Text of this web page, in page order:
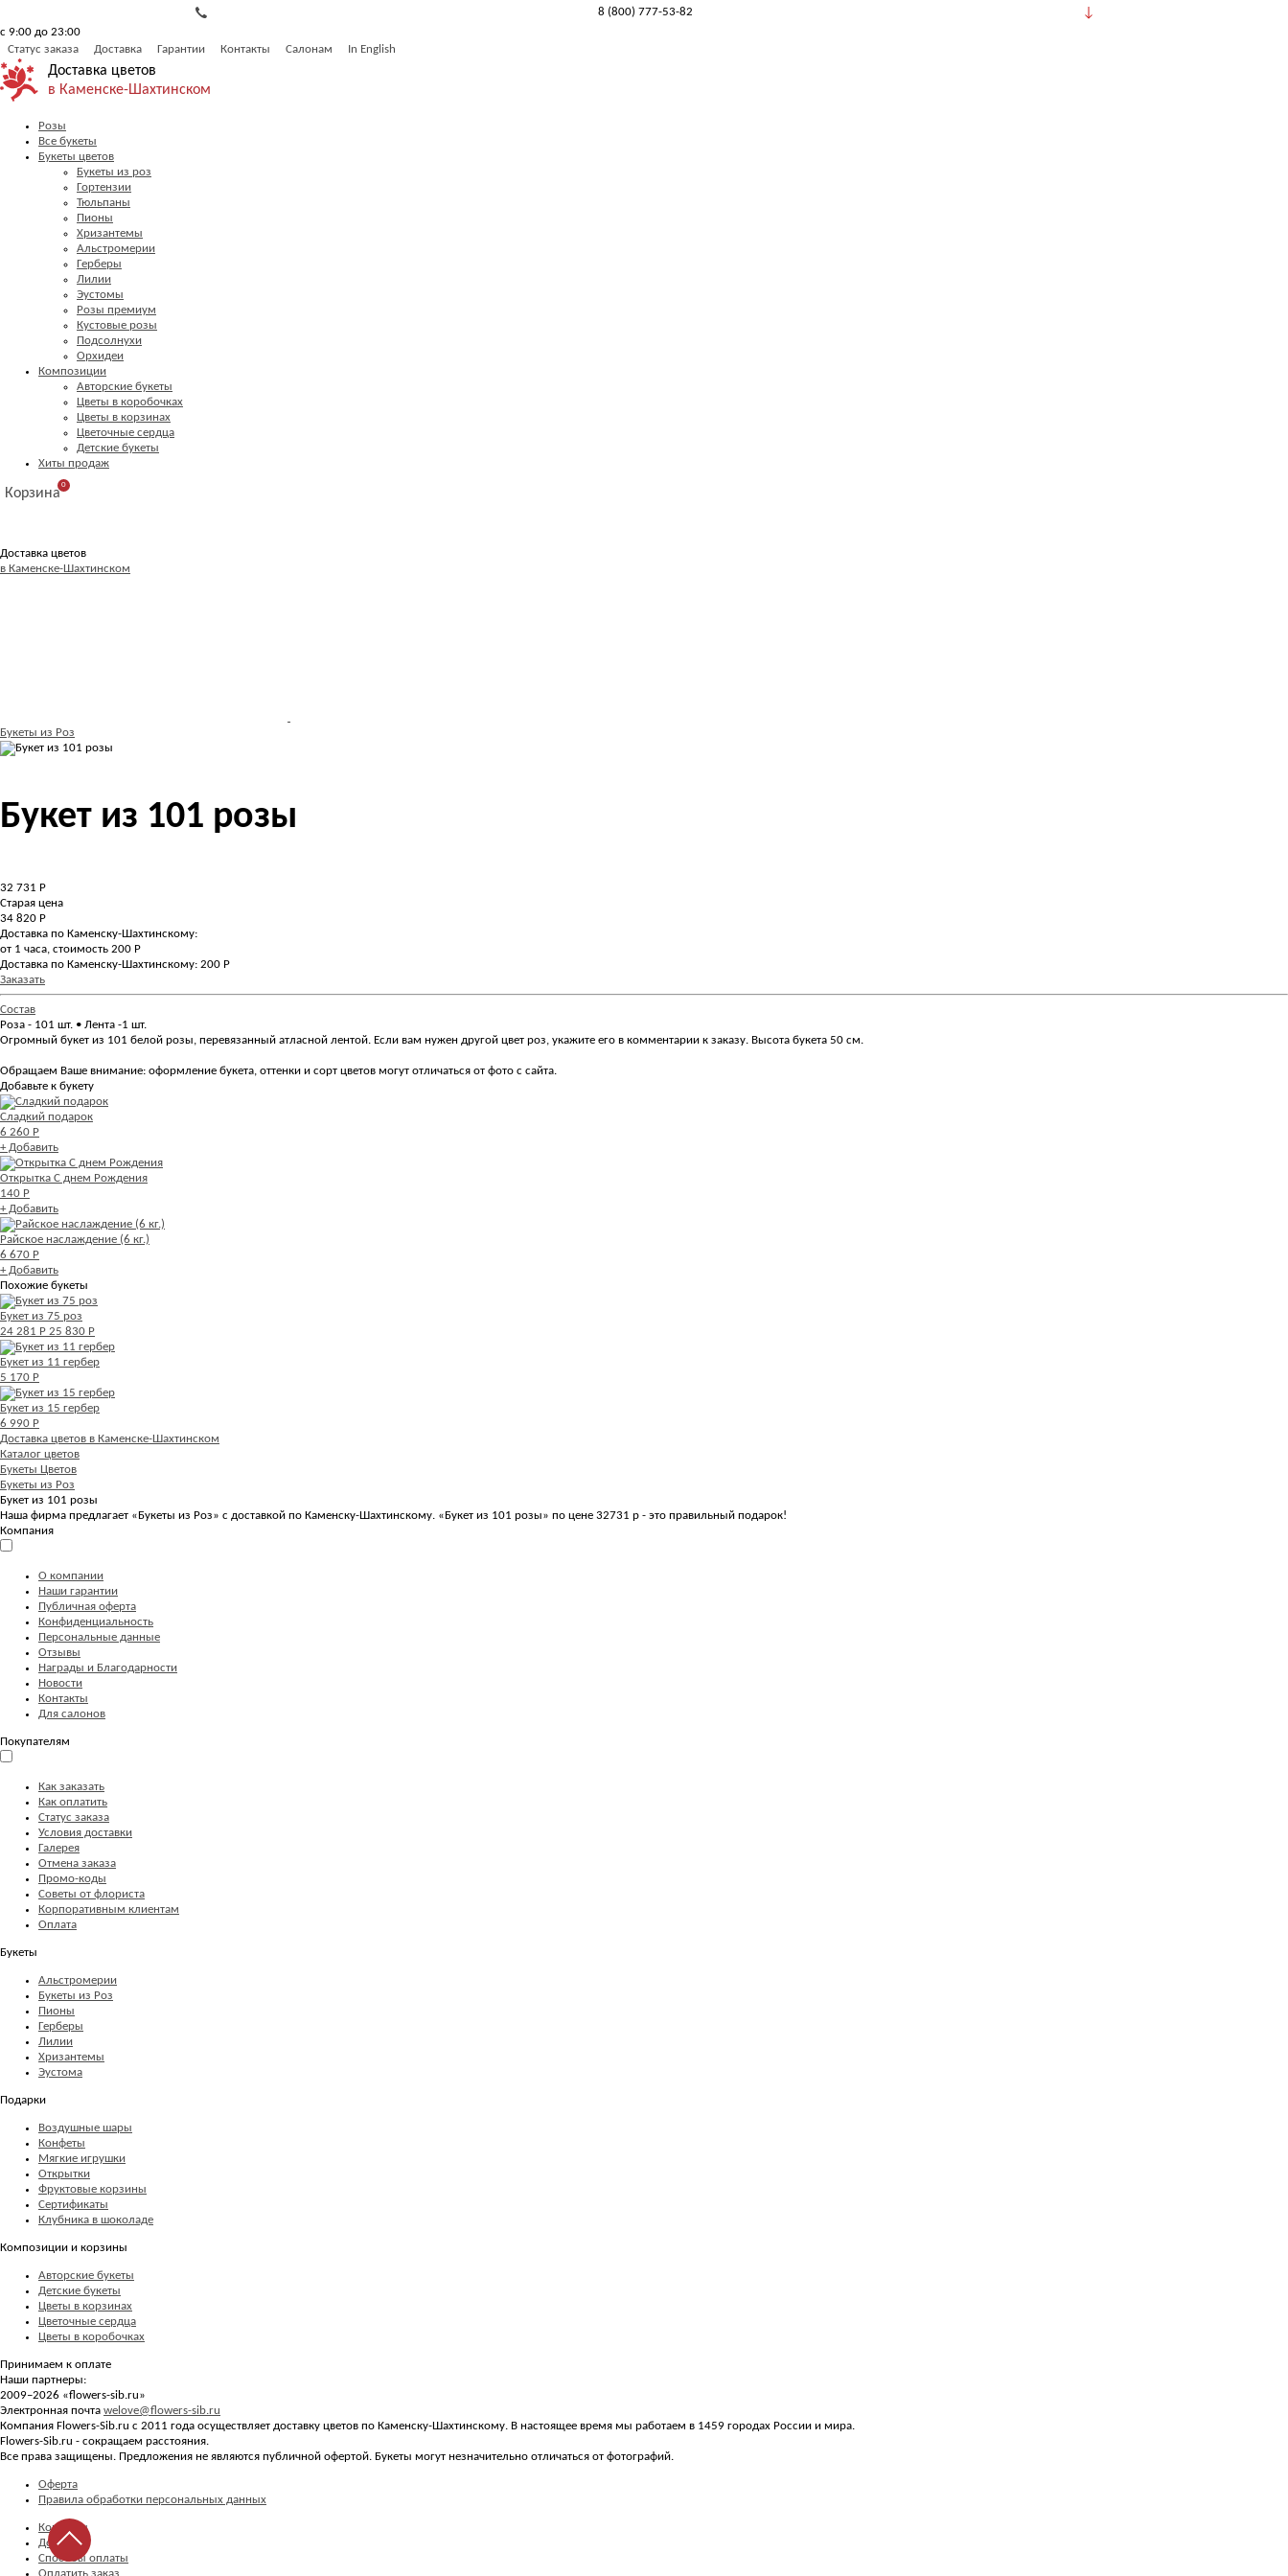
8 (800) 777-53-82
с 9:00 до 23:00
Статус заказа
Доставка Гарантии Контакты Салонам In English
Доставка цветов
в Каменске-Шахтинском
Розы
Все букеты
Букеты цветов
Букеты из роз
Гортензии
Тюльпаны
Пионы
Хризантемы
Альстромерии
Герберы
Лилии
Эустомы
Розы премиум
Кустовые розы
Подсолнухи
Орхидеи
Композиции
Авторские букеты
Цветы в коробочках
Цветы в корзинах
Цветочные сердца
Детские букеты
Хиты продаж
Корзина
0
Доставка цветов
в Каменске-Шахтинском
Букеты из Роз
Букет из 101 розы
32 731 Р
Старая цена
34 820 Р
Доставка по Каменску-Шахтинскому:
от 1 часа, стоимость 200 Р
Доставка по Каменску-Шахтинскому: 200 Р
Заказать
Состав
Роза - 101 шт. • Лента -1 шт.
Огромный букет из 101 белой розы, перевязанный атласной лентой. Если вам нужен другой цвет роз, укажите его в комментарии к заказу. Высота букета 50 см.
Обращаем Ваше внимание: оформление букета, оттенки и сорт цветов могут отличаться от фото с сайта.
Добавьте к букету
Сладкий подарок
6 260 Р
+ Добавить
Открытка С днем Рождения
140 Р
+ Добавить
Райское наслаждение (6 кг.)
6 670 Р
+ Добавить
Похожие букеты
Букет из 75 роз
24 281 Р 25 830 Р
Букет из 11 гербер
5 170 Р
Букет из 15 гербер
6 990 Р
Доставка цветов в Каменске-Шахтинском
Каталог цветов
Букеты Цветов
Букеты из Роз
Букет из 101 розы
Наша фирма предлагает «Букеты из Роз» с доставкой по Каменску-Шахтинскому. «Букет из 101 розы» по цене 32731 р - это правильный подарок!
Компания
О компании
Наши гарантии
Публичная оферта
Конфиденциальность
Персональные данные
Отзывы
Награды и Благодарности
Новости
Контакты
Для салонов
Покупателям
Как заказать
Как оплатить
Статус заказа
Условия доставки
Галерея
Отмена заказа
Промо-коды
Советы от флориста
Корпоративным клиентам
Оплата
Букеты
Альстромерии
Букеты из Роз
Пионы
Герберы
Лилии
Хризантемы
Эустома
Подарки
Воздушные шары
Конфеты
Мягкие игрушки
Открытки
Фруктовые корзины
Сертификаты
Клубника в шоколаде
Композиции и корзины
Авторские букеты
Детские букеты
Цветы в корзинах
Цветочные сердца
Цветы в коробочках
Принимаем к оплате
Наши партнеры:
2009–2026 «flowers-sib.ru»
Электронная почта welove@flowers-sib.ru
Компания Flowers-Sib.ru с 2011 года осуществляет доставку цветов по Каменску-Шахтинскому. В настоящее время мы работаем в 1459 городах России и мира.
Flowers-Sib.ru - сокращаем расстояния.
Все права защищены. Предложения не являются публичной офертой. Букеты могут незначительно отличаться от фотографий.
Оферта
Правила обработки персональных данных
Контакты
Доставка
Способы оплаты
Оплатить заказ